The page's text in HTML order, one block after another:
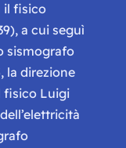
il fisico
a cui seguì
sismografo
la direzione
fisico Luigi